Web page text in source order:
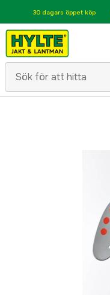
30 dagars öppet köp